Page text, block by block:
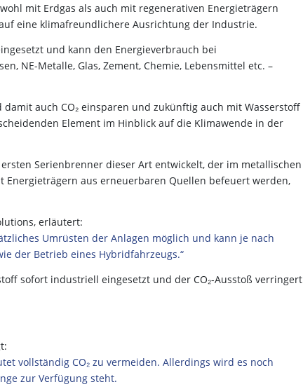
mit Erdgas als auch mit regenerativen Energieträgern
eine klimafreundlichere Ausrichtung der Industrie.
und kann den Energieverbrauch bei
NE-Metalle, Glas, Zement, Chemie, Lebensmittel etc. –
auch CO₂ einsparen und zukünftig auch mit Wasserstoff
Element im Hinblick auf die Klimawende in der
Serienbrenner dieser Art entwickelt, der im metallischen
aus erneuerbaren Quellen befeuert werden,
erläutert:
Umrüsten der Anlagen möglich und kann je nach
der Betrieb eines Hybridfahrzeugs.“
sofort industriell eingesetzt und der CO₂-Ausstoß verringert
vollständig CO₂ zu vermeiden. Allerdings wird es noch
zur Verfügung steht.